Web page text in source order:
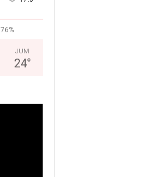
76%
JUM
24°